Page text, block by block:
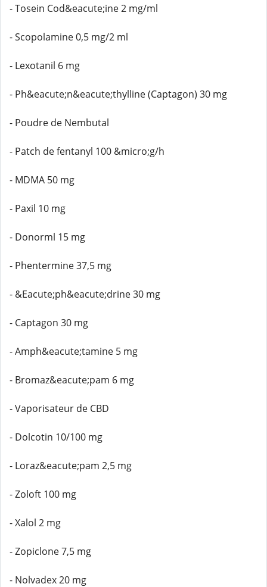
- Tosein Cod&eacute;ine 2 mg/ml
- Scopolamine 0,5 mg/2 ml
- Lexotanil 6 mg
- Ph&eacute;n&eacute;thylline (Captagon) 30 mg
- Poudre de Nembutal
- Patch de fentanyl 100 &micro;g/h
- MDMA 50 mg
- Paxil 10 mg
- Donorml 15 mg
- Phentermine 37,5 mg
- &Eacute;ph&eacute;drine 30 mg
- Captagon 30 mg
- Amph&eacute;tamine 5 mg
- Bromaz&eacute;pam 6 mg
- Vaporisateur de CBD
- Dolcotin 10/100 mg
- Loraz&eacute;pam 2,5 mg
- Zoloft 100 mg
- Xalol 2 mg
- Zopiclone 7,5 mg
- Nolvadex 20 mg